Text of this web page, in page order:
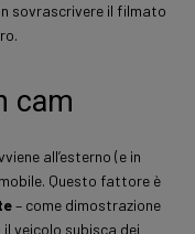
sovrascrivere il filmato
cam
all’esterno (e in
Questo fattore è
– come dimostrazione
veicolo subisca dei